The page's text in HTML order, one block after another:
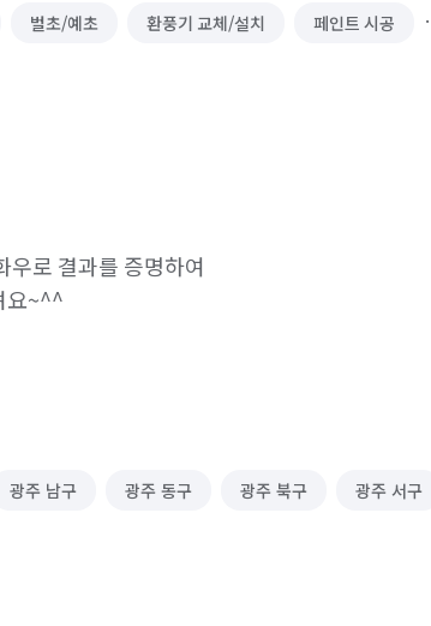
벌초/예초 환풍기 교체/설치 페인트 시공
우로 결과를 증명하여
요~^^
광주 남구 광주 동구 광주 북구 광주 서구